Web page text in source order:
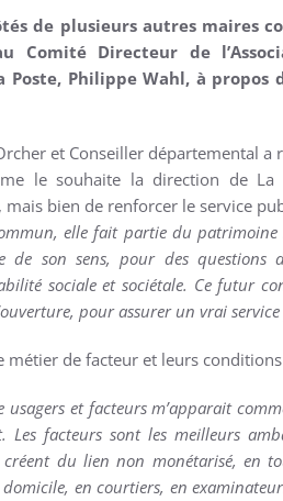
de plusieurs autres maires
Comité Directeur de
Poste, Philippe Wahl, à
et Conseiller départemental
le souhaite la direction de La
, mais bien de renforcer le service
elle fait partie du
de son sens, pour des questions
sociale et sociétale. Ce futur
pour assurer un vrai
métier de facteur et leurs
et facteurs m’apparait
Les facteurs sont les meilleurs
créent du lien non monétarisé, en
en courtiers, en